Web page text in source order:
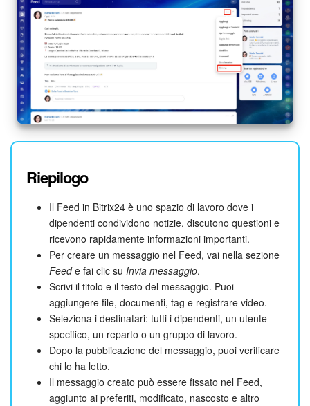
Riepilogo
Il Feed in Bitrix24 è uno spazio di lavoro dove i
dipendenti condividono notizie, discutono questioni e
ricevono rapidamente informazioni importanti.
Per creare un messaggio nel Feed, vai nella sezione
Feede fai clic su Invia messaggio.
Scrivi il titolo e il testo del messaggio. Puoi
aggiungere file, documenti, tag e registrare video.
Seleziona i destinatari: tutti i dipendenti, un utente
specifico, un reparto o un gruppo di lavoro.
Dopo la pubblicazione del messaggio, puoi verificare
chi lo ha letto.
Il messaggio creato può essere fissato nel Feed,
aggiunto ai preferiti, modificato, nascosto e altro